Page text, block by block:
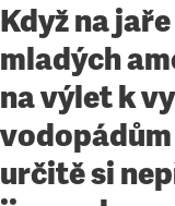
Když na
mladých
na výlet k
určitě si